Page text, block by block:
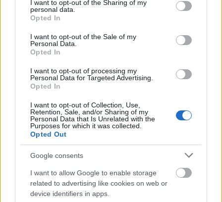
not limited to your visit or usage behaviour. You may click to
grant or deny consent to Google and its third-party tags to
use your data for below specified purposes in below Google
consent section.
I want to opt-out of the Sharing of my
personal data.
Opted In
I want to opt-out of the Sale of my
Personal Data.
Opted In
I want to opt-out of processing my
Personal Data for Targeted Advertising.
Opted In
I want to opt-out of Collection, Use,
Retention, Sale, and/or Sharing of my
Personal Data that Is Unrelated with the
Purposes for which it was collected.
Opted Out
Google consents
I want to allow Google to enable storage
related to advertising like cookies on web or
device identifiers in apps.
σειρά σήμερα
Αυτό το επίδομα δίνει 300 ευρώ - Δεν
χρειάζεται αίτηση
Σχολεία: 42 προσλήψεις καθαριστών
στον Δήμο Ηγουμενίτσας
ΔΥΠΑ: Ειδικό βοήθημα ανεργίας 565
ευρώ – Ποια δικαιολογητικά
απαιτούνται